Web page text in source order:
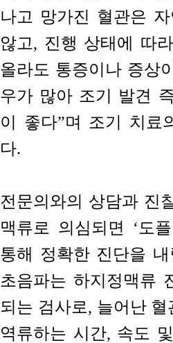
나고 망가진 혈관은 자
않고, 진행 상태에 따
올라도 통증이나 증상
우가 많아 조기 발견
이 좋다”며 조기 치료
다.
전문의와의 상담과 진
맥류로 의심되면 ‘도
통해 정확한 진단을
초음파는 하지정맥류
되는 검사로, 늘어난 혈
역류하는 시간, 속도